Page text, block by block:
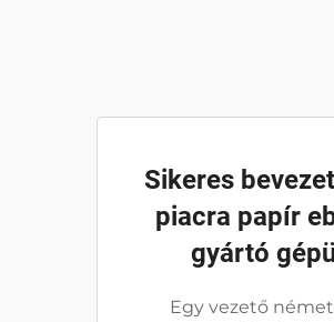
Sikeres
piacra papír
gyártó
Egy vezető